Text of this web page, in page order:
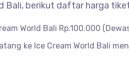
Bali, berikut daftar harga
World Bali Rp.100.000
ke Ice Cream World Bali